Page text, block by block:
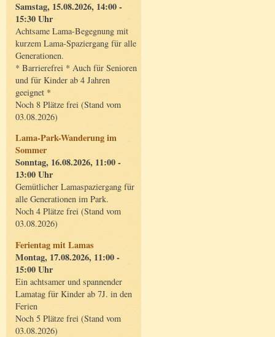
Samstag, 15.08.2026, 14:00 -
15:30 Uhr
Achtsame Lama-Begegnung mit
kurzem Lama-Spaziergang für alle
Generationen.
* Barrierefrei * Auch für Senioren
und für Kinder ab 4 Jahren
geeignet *
Noch 8 Plätze frei (Stand vom
03.08.2026)
Lama-Park-Wanderung im
Sommer
Sonntag, 16.08.2026, 11:00 -
13:00 Uhr
Gemütlicher Lamaspaziergang für
alle Generationen im Park.
Noch 4 Plätze frei (Stand vom
03.08.2026)
Ferientag mit Lamas
Montag, 17.08.2026, 11:00 -
15:00 Uhr
Ein achtsamer und spannender
Lamatag für Kinder ab 7J. in den
Ferien
Noch 5 Plätze frei (Stand vom
03.08.2026)